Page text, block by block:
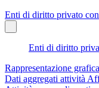
Enti di diritto privato
Enti di diritto
Rappresentazione grafica
Dati aggregati attività